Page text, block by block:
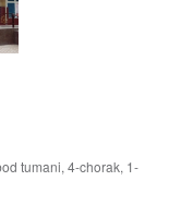
tumani, 4-chorak, 1-